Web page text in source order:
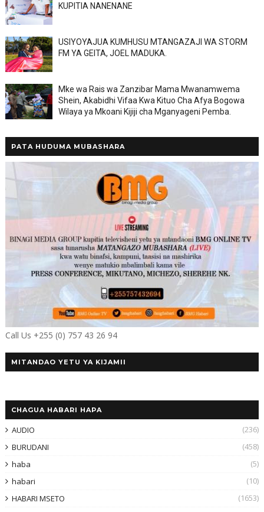
KUPITIA NANENANE
USIYOYAJUA KUMHUSU MTANGAZAJI WA STORM
FM YA GEITA, JOEL MADUKA.
Mke wa Rais wa Zanzibar Mama Mwanamwema
Shein, Akabidhi Vifaa Kwa Kituo Cha Afya Bogowa
Wilaya ya Mkoani Kijiji cha Mganyageni Pemba.
PATA HUDUMA MUBASHARA
Call Us +255 (0) 757 43 26 94
MITANDAO YETU YA KIJAMII
CHAGUA HABARI HAPA
AUDIO
(236)
BURUDANI
(458)
haba
(5)
habari
(10)
HABARI MSETO
(1653)